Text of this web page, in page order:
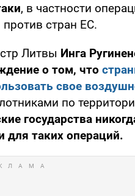
, в частности
стран ЕС.
Литвы Инга
о том, что
свое
по
государства
для таких операций.